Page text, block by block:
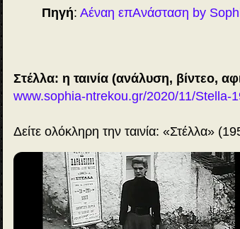
Πηγή: Αέναη επΑνάσταση by
Στέλλα: η ταινία (ανάλυση, βίντεο,
www.sophia-ntrekou.gr/2020/11/Stella-
Δείτε ολόκληρη την ταινία: «Στέλλα»